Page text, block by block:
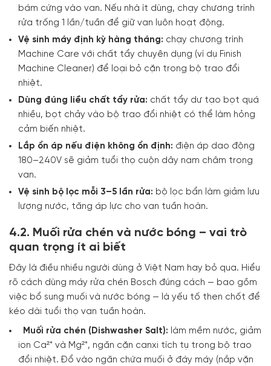
bám cứng vào van. Nếu nhà ít dùng, chạy chương trình
rửa trống 1 lần/tuần để giữ van luôn hoạt động.
Vệ sinh máy định kỳ hàng tháng: chạy chương trình
Machine Care với chất tẩy chuyên dụng (ví dụ Finish
Machine Cleaner) để loại bỏ cặn trong bộ trao đổi
nhiệt.
Dùng đúng liều chất tẩy rửa: chất tẩy dư tạo bọt quá
nhiều, bọt chảy vào bộ trao đổi nhiệt có thể làm hỏng
cảm biến nhiệt.
Lắp ổn áp nếu điện không ổn định: điện áp dao động
180–240V sẽ giảm tuổi thọ cuộn dây nam châm trong
van.
Vệ sinh bộ lọc mỗi 3–5 lần rửa: bộ lọc bẩn làm giảm lưu
lượng nước, tăng áp lực cho van tuần hoàn.
4.2. Muối rửa chén và nước bóng – vai trò
quan trọng ít ai biết
Đây là điều nhiều người dùng ở Việt Nam hay bỏ qua. Hiểu
rõ cách dùng máy rửa chén Bosch đúng cách — bao gồm
việc bổ sung muối và nước bóng — là yếu tố then chốt để
kéo dài tuổi thọ van tuần hoàn.
Muối rửa chén (Dishwasher Salt): làm mềm nước, giảm
ion Ca²⁺ và Mg²⁺, ngăn cặn canxi tích tụ trong bộ trao
đổi nhiệt. Đổ vào ngăn chứa muối ở đáy máy (nắp vặn